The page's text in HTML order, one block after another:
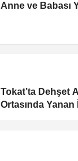
Anne ve Babası
Tokat’ta Dehşet
Ortasında